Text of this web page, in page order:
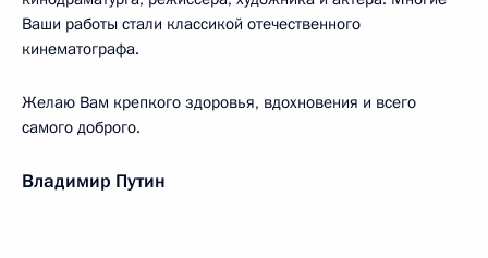
Ваши работы стали классикой отечественного
кинематографа.
Желаю Вам крепкого здоровья, вдохновения и всего
самого доброго.
Владимир Путин